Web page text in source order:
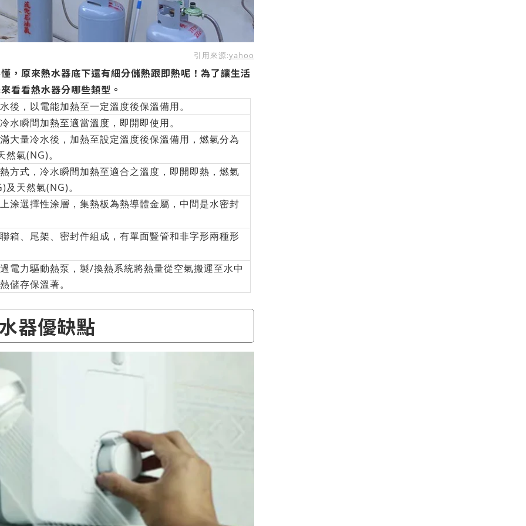
引用來源:yahoo
，原來熱水器底下還有細分儲熱跟即熱呢！為了讓生活
看看熱水器分哪些類型。
後，以電能加熱至一定溫度後保溫備用。
水瞬間加熱至適當溫度，即開即使用。
大量冷水後，加熱至設定溫度後保溫備用，燃氣分為
氣(NG)。
方式，冷水瞬間加熱至適合之溫度，即開即熱，燃氣
天然氣(NG)。
涂選擇性涂層，集熱板為熱導體金屬，中間是水密封
箱、尾架、密封件組成，有單面豎管和非字形兩種形
電力驅動熱泵，製/換熱系統將熱量從空氣搬運至水中
儲存保溫著。
器優缺點